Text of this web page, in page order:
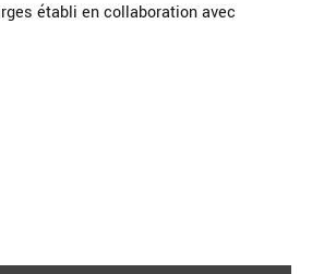
établi en collaboration avec